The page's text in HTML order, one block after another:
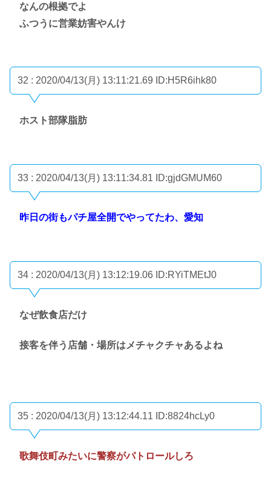
なんの根拠でよ
ふつうに営業妨害やんけ
32 : 2020/04/13(月) 13:11:21.69 ID:H5R6ihk80
ホスト部隊脂肪
33 : 2020/04/13(月) 13:11:34.81 ID:gjdGMUM60
昨日の街もパチ屋全開でやってたわ、愛知
34 : 2020/04/13(月) 13:12:19.06 ID:RYiTMEtJ0
なぜ飲食店だけ
接客を伴う店舗・場所はメチャクチャあるよね
35 : 2020/04/13(月) 13:12:44.11 ID:8824hcLy0
歌舞伎町みたいに警察がパトロールしろ